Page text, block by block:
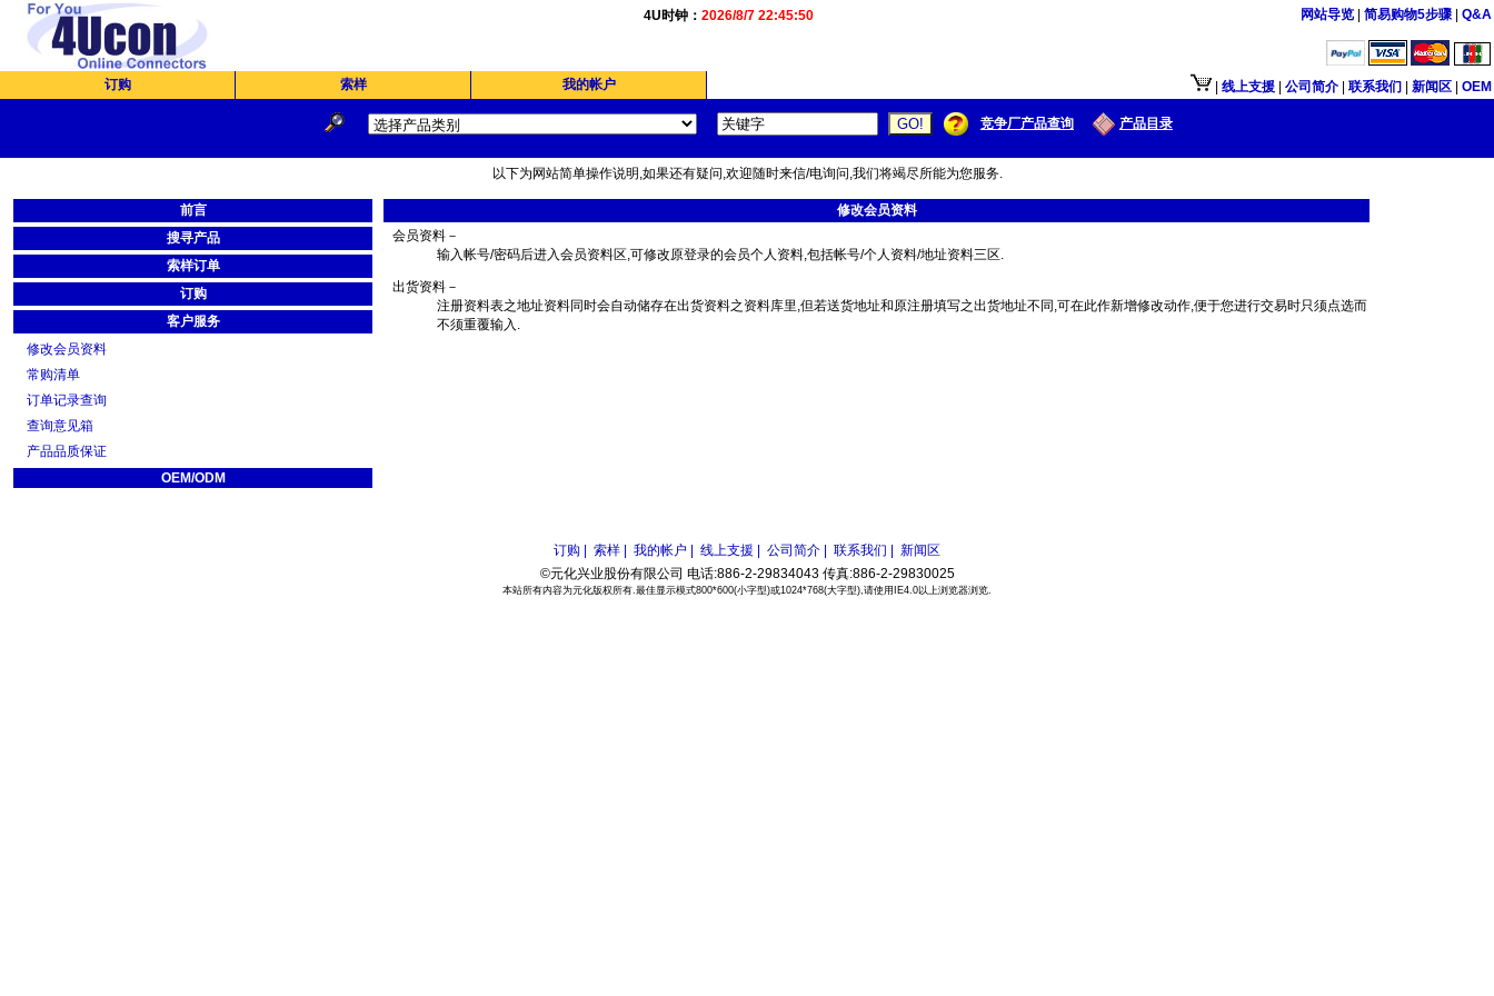
4U时钟： 2026/8/7 22:45:50 网站导览 简易购物5步骤 Q&A
订购 索样 我的帐户 线上支援 公司简介 联系我们 新闻区 OEM
竞争厂产品查询 产品目录
以下为网站简单操作说明,如果还有疑问,欢迎随时来信/电询问,我们将竭尽所能为您服务.
前言
搜寻产品
索样订单
订购
客户服务
修改会员资料
常购清单
订单记录查询
查询意见箱
产品品质保证
OEM/ODM
修改会员资料
会员资料－
输入帐号/密码后进入会员资料区,可修改原登录的会员个人资料,包括帐号/个人资料/地址资料三区.
出货资料－
注册资料表之地址资料同时会自动储存在出货资料之资料库里,但若送货地址和原注册填写之出货地址不同,可在此作新增修改动作,便于您进行交易时只须点选而
不须重覆输入.
订购 | 索样 | 我的帐户 | 线上支援 | 公司简介 | 联系我们 |
新闻区
©元化兴业股份有限公司 电话:886-2-29834043 传真:886-2-29830025
本站所有内容为元化版权所有.最佳显示模式800*600(小字型)或1024*768(大字型),请使用IE4.0以上浏览器浏览.